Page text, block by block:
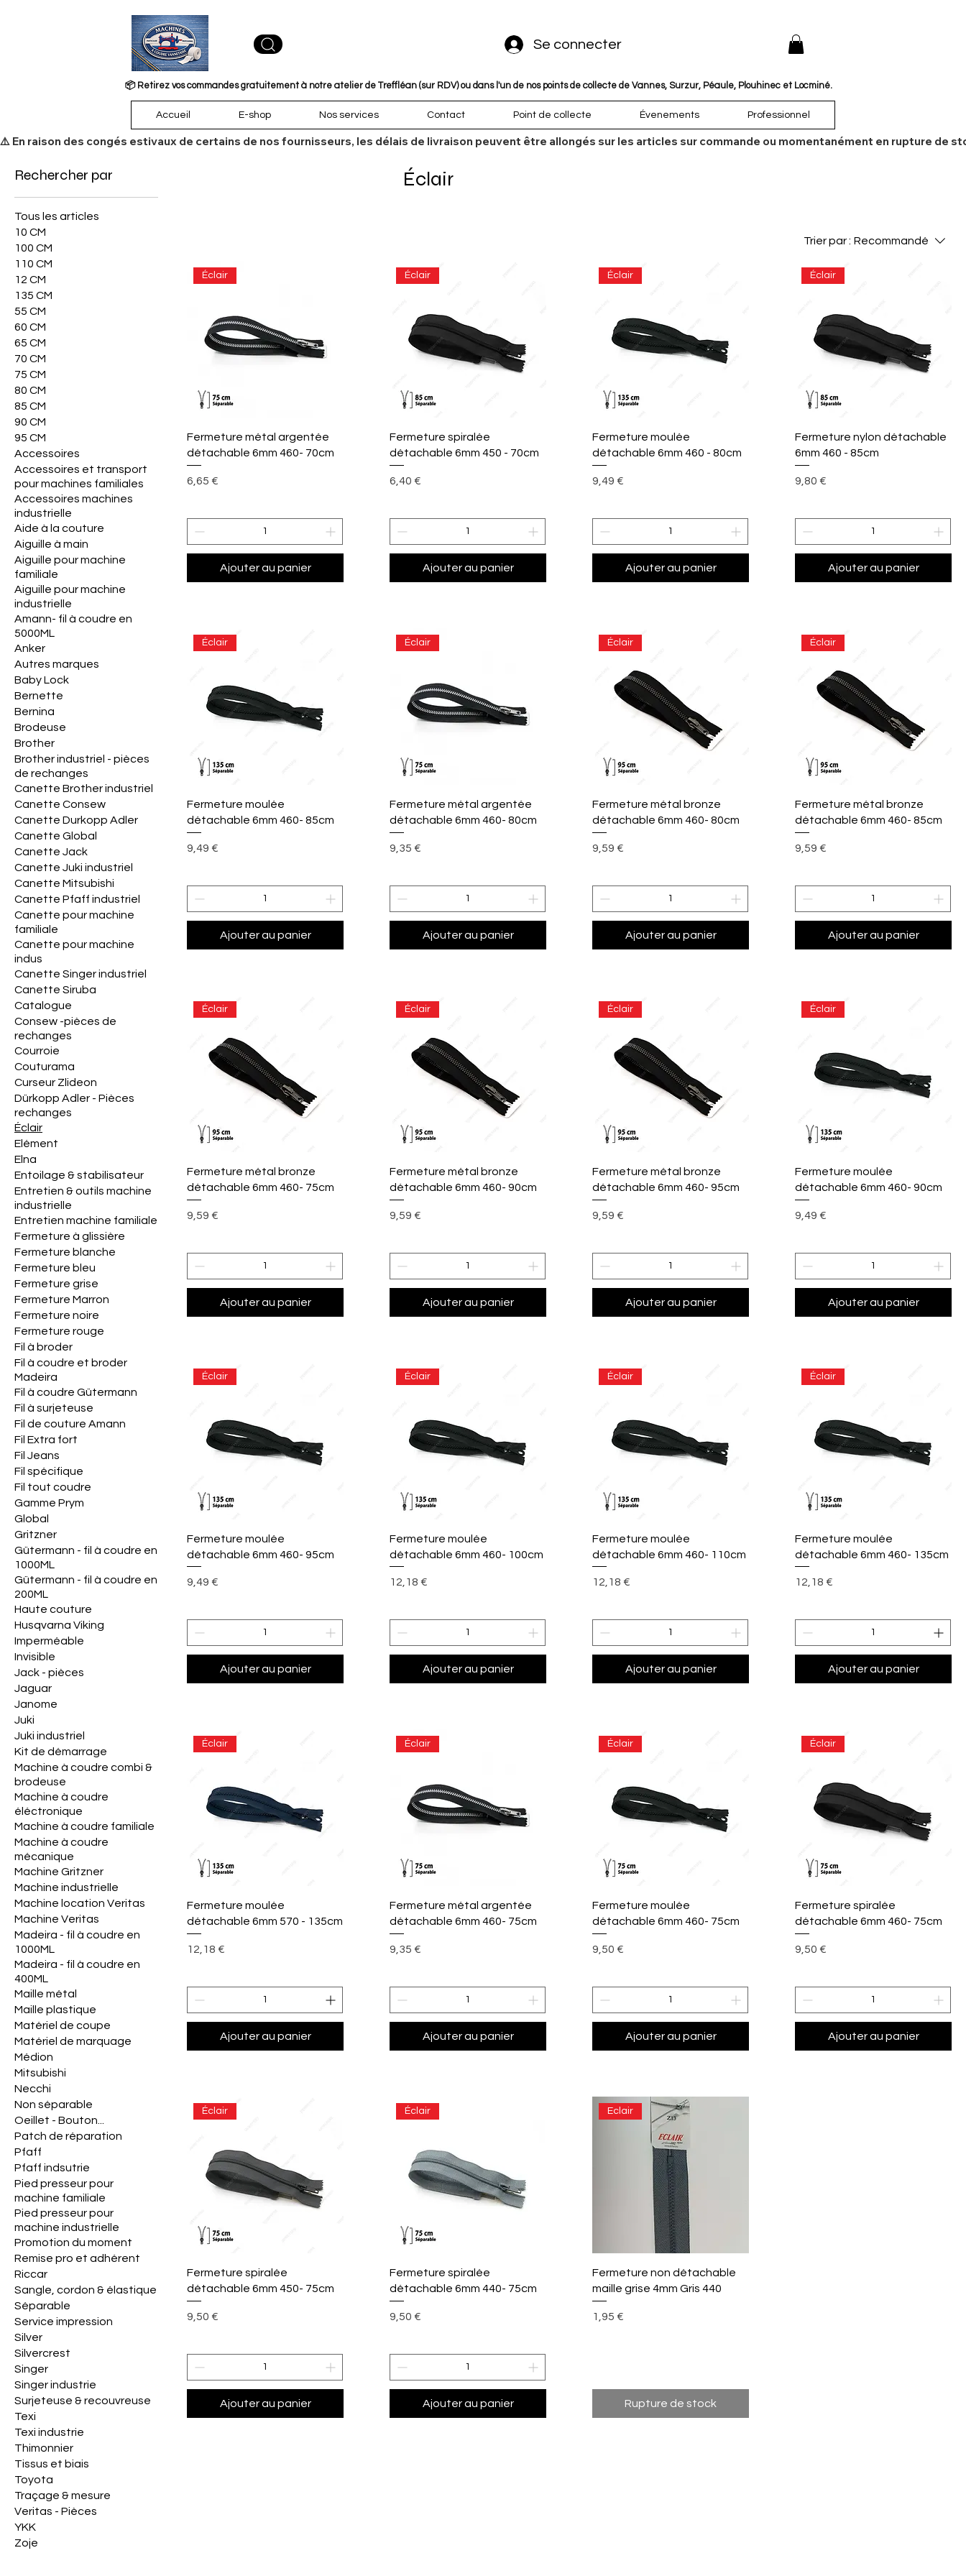
Se connecter
📦 Retirez vos commandes gratuitement à notre atelier de Treffléan (sur RDV) ou dans l'un de nos points de collecte de Vannes, Surzur, Péaule, Plouhinec et Locminé.
Accueil E-shop Nos services Contact Point de collecte Évenements Professionnel
​⚠️ En raison des congés estivaux de certains de nos fournisseurs, les délais de livraison peuvent être allongés sur les articles sur commande ou momentanément en rupture de
Rechercher par
Tous les articles
10 CM
100 CM
110 CM
12 CM
135 CM
55 CM
60 CM
65 CM
70 CM
75 CM
80 CM
85 CM
90 CM
95 CM
Accessoires
Accessoires et transport
pour machines familiales
Accessoires machines
industrielle
Aide à la couture
Aiguille à main
Aiguille pour machine
familiale
Aiguille pour machine
industrielle
Amann- fil à coudre en
5000ML
Anker
Autres marques
Baby Lock
Bernette
Bernina
Brodeuse
Brother
Brother industriel - pièces
de rechanges
Canette Brother industriel
Canette Consew
Canette Durkopp Adler
Canette Global
Canette Jack
Canette Juki industriel
Canette Mitsubishi
Canette Pfaff industriel
Canette pour machine
familiale
Canette pour machine
indus
Canette Singer industriel
Canette Siruba
Catalogue
Consew -pièces de
rechanges
Courroie
Couturama
Curseur Zlideon
Dürkopp Adler - Pièces
rechanges
Éclair
Elément
Elna
Entoilage & stabilisateur
Entretien & outils machine
industrielle
Entretien machine familiale
Fermeture à glissière
Fermeture blanche
Fermeture bleu
Fermeture grise
Fermeture Marron
Fermeture noire
Fermeture rouge
Fil à broder
Fil à coudre et broder
Madeira
Fil à coudre Gütermann
Fil à surjeteuse
Fil de couture Amann
Fil Extra fort
Fil Jeans
Fil spécifique
Fil tout coudre
Gamme Prym
Global
Gritzner
Gütermann - fil à coudre en
1000ML
Gütermann - fil à coudre en
200ML
Haute couture
Husqvarna Viking
Imperméable
Invisible
Jack - pièces
Jaguar
Janome
Juki
Juki industriel
Kit de démarrage
Machine à coudre combi &
brodeuse
Machine à coudre
éléctronique
Machine à coudre familiale
Machine à coudre
mécanique
Machine Gritzner
Machine industrielle
Machine location Veritas
Machine Veritas
Madeira - fil à coudre en
1000ML
Madeira - fil à coudre en
400ML
Maille métal
Maille plastique
Matériel de coupe
Matériel de marquage
Médion
Mitsubishi
Necchi
Non séparable
Oeillet - Bouton...
Patch de réparation
Pfaff
Pfaff indsutrie
Pied presseur pour
machine familiale
Pied presseur pour
machine industrielle
Promotion du moment
Remise pro et adhérent
Riccar
Sangle, cordon & élastique
Séparable
Service impression
Silver
Silvercrest
Singer
Singer industrie
Surjeteuse & recouvreuse
Texi
Texi industrie
Thimonnier
Tissus et biais
Toyota
Traçage & mesure
Veritas - Pièces
YKK
Zoje
Éclair
Trier par : Recommandé
Aperçu rapide
Éclair
Fermeture métal argentée
détachable 6mm 460- 70cm
Prix
6,65 €
Ajouter au panier
Aperçu rapide
Éclair
Fermeture spiralée
détachable 6mm 450 - 70cm
Prix
6,40 €
Ajouter au panier
Aperçu rapide
Éclair
Fermeture moulée
détachable 6mm 460 - 80cm
Prix
9,49 €
Ajouter au panier
Aperçu rapide
Éclair
Fermeture nylon détachable
6mm 460 - 85cm
Prix
9,80 €
Ajouter au panier
Aperçu rapide
Éclair
Fermeture moulée
détachable 6mm 460- 85cm
Prix
9,49 €
Ajouter au panier
Aperçu rapide
Éclair
Fermeture métal argentée
détachable 6mm 460- 80cm
Prix
9,35 €
Ajouter au panier
Aperçu rapide
Éclair
Fermeture métal bronze
détachable 6mm 460- 80cm
Prix
9,59 €
Ajouter au panier
Aperçu rapide
Éclair
Fermeture métal bronze
détachable 6mm 460- 85cm
Prix
9,59 €
Ajouter au panier
Aperçu rapide
Éclair
Fermeture métal bronze
détachable 6mm 460- 75cm
Prix
9,59 €
Ajouter au panier
Aperçu rapide
Éclair
Fermeture métal bronze
détachable 6mm 460- 90cm
Prix
9,59 €
Ajouter au panier
Aperçu rapide
Éclair
Fermeture métal bronze
détachable 6mm 460- 95cm
Prix
9,59 €
Ajouter au panier
Aperçu rapide
Éclair
Fermeture moulée
détachable 6mm 460- 90cm
Prix
9,49 €
Ajouter au panier
Aperçu rapide
Éclair
Fermeture moulée
détachable 6mm 460- 95cm
Prix
9,49 €
Ajouter au panier
Aperçu rapide
Éclair
Fermeture moulée
détachable 6mm 460- 100cm
Prix
12,18 €
Ajouter au panier
Aperçu rapide
Éclair
Fermeture moulée
détachable 6mm 460- 110cm
Prix
12,18 €
Ajouter au panier
Aperçu rapide
Éclair
Fermeture moulée
détachable 6mm 460- 135cm
Prix
12,18 €
Ajouter au panier
Aperçu rapide
Éclair
Fermeture moulée
détachable 6mm 570 - 135cm
Prix
12,18 €
Ajouter au panier
Aperçu rapide
Éclair
Fermeture métal argentée
détachable 6mm 460- 75cm
Prix
9,35 €
Ajouter au panier
Aperçu rapide
Éclair
Fermeture moulée
détachable 6mm 460- 75cm
Prix
9,50 €
Ajouter au panier
Aperçu rapide
Éclair
Fermeture spiralée
détachable 6mm 460- 75cm
Prix
9,50 €
Ajouter au panier
Aperçu rapide
Éclair
Fermeture spiralée
détachable 6mm 450- 75cm
Prix
9,50 €
Ajouter au panier
Aperçu rapide
Éclair
Fermeture spiralée
détachable 6mm 440- 75cm
Prix
9,50 €
Ajouter au panier
Aperçu rapide
Eclair
Fermeture non détachable
maille grise 4mm Gris 440
Prix
1,95 €
Rupture de stock